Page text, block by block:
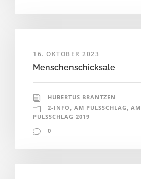
16. OKTOBER 2023
Menschenschicksale
HUBERTUS BRANTZEN
2-INFO , AM PULSSCHLAG , AM
PULSSCHLAG 2019
0